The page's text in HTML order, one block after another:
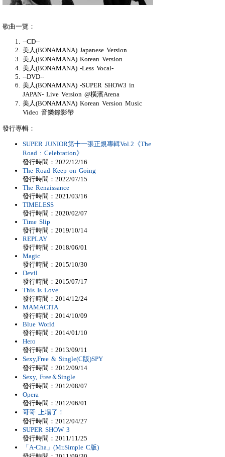
歌曲一覽：
--CD--
美人(BONAMANA) Japanese Version
美人(BONAMANA) Korean Version
美人(BONAMANA) -Less Vocal-
--DVD--
美人(BONAMANA) -SUPER SHOW3 in
JAPAN- Live Version @橫濱Arena
美人(BONAMANA) Korean Version Music
Video 音樂錄影帶
發行專輯：
SUPER JUNIOR第十一張正規專輯Vol.2《The
Road : Celebration》
發行時間：2022/12/16
The Road Keep on Going
發行時間：2022/07/15
The Renaissance
發行時間：2021/03/16
TIMELESS
發行時間：2020/02/07
Time Slip
發行時間：2019/10/14
REPLAY
發行時間：2018/06/01
Magic
發行時間：2015/10/30
Devil
發行時間：2015/07/17
This Is Love
發行時間：2014/12/24
MAMACITA
發行時間：2014/10/09
Blue World
發行時間：2014/01/10
Hero
發行時間：2013/09/11
Sexy,Free & Single(C版)SPY
發行時間：2012/09/14
Sexy, Free＆Single
發行時間：2012/08/07
Opera
發行時間：2012/06/01
哥哥 上場了！
發行時間：2012/04/27
SUPER SHOW 3
發行時間：2011/11/25
「A-Cha」(Mr.Simple C版)